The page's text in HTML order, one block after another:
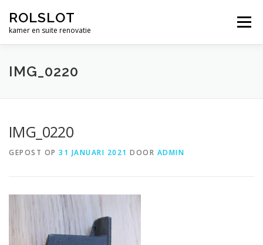
naarROLSLOT
kamer en suite renovatie
Menu
WIELEN BESLAG
IMG_0220
IMG_0220
GEPOST OP 31 JANUARI 2021 DOOR ADMIN